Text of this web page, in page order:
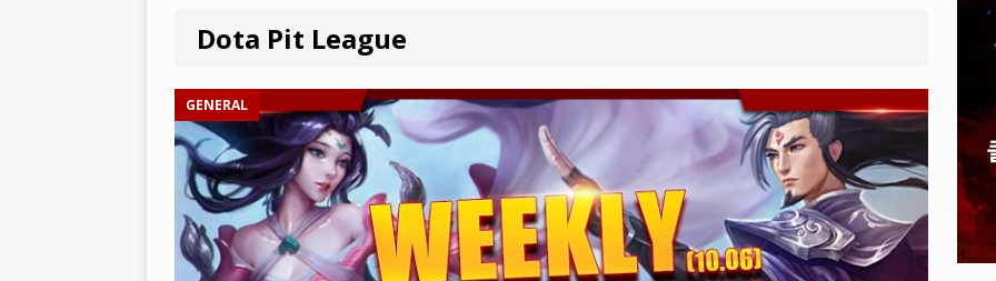
[ March 23, 2021 ]
[ March 22, 2021 ] PUBG 모바일, 전 세계 다운로드 10억 돌파
PLAYER UNKNOWN'S
BATTLEGROUNDS
[ March 26, 2021 ] 2021년 SEA 게임: 주최가 선보일 E-스포츠 타이틀 공개되다 EVENTS
Dota Pit League
GENERAL